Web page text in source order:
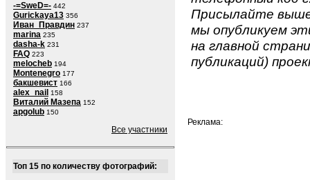
-=SweD=- 442
Gurickaya13 356
Иван_Правдин 237
marina 235
dasha-k 231
FAQ 223
melocheb 194
Montenegro 177
бакшевист 166
alex_nail 158
Виталий Мазепа 152
apgolub 150
Все участники
Топ 15 по количеству фотографий:
Присылайте
мы опубликуем
на главной
публикаций)
Реклама: